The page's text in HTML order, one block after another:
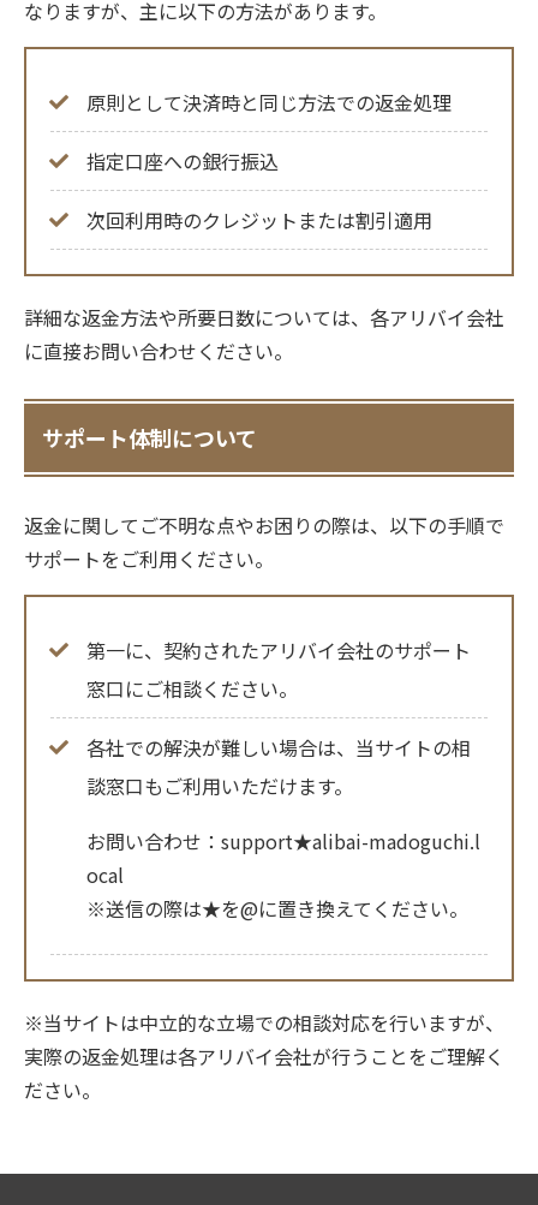
なりますが、主に以下の方法があります。
原則として決済時と同じ方法での返金処理
指定口座への銀行振込
次回利用時のクレジットまたは割引適用
詳細な返金方法や所要日数については、各アリバイ会社
に直接お問い合わせください。
サポート体制について
返金に関してご不明な点やお困りの際は、以下の手順で
サポートをご利用ください。
第一に、契約されたアリバイ会社のサポート
窓口にご相談ください。
各社での解決が難しい場合は、当サイトの相
談窓口もご利用いただけます。
お問い合わせ：support★alibai-madoguchi.l
ocal
※送信の際は★を@に置き換えてください。
※当サイトは中立的な立場での相談対応を行いますが、
実際の返金処理は各アリバイ会社が行うことをご理解く
ださい。